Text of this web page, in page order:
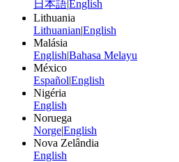
日本語English
Lithuania
Lithuanian|English
Malásia
English|Bahasa Melayu
México
Español|English
Nigéria
English
Noruega
Norge|English
Nova Zelândia
English